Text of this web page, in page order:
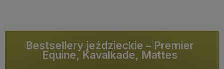
Bestsellery jeździeckie – Premier
Equine, Kavalkade, Mattes